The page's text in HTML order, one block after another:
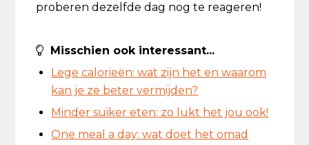
proberen dezelfde dag nog te reageren!
Misschien ook interessant...
Lege calorieën: wat zijn het en waarom
kan je ze beter vermijden?
Minder suiker eten: zo lukt het jou ook!
One meal a day: wat doet het omad